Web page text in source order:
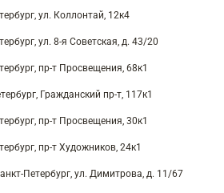
ул. Коллонтай, 12к4
ул. 8-я Советская, д. 43/20
пр-т Просвещения, 68к1
Гражданский пр-т, 117к1
пр-т Просвещения, 30к1
пр-т Художников, 24к1
Петербург, ул. Димитрова, д. 11/67